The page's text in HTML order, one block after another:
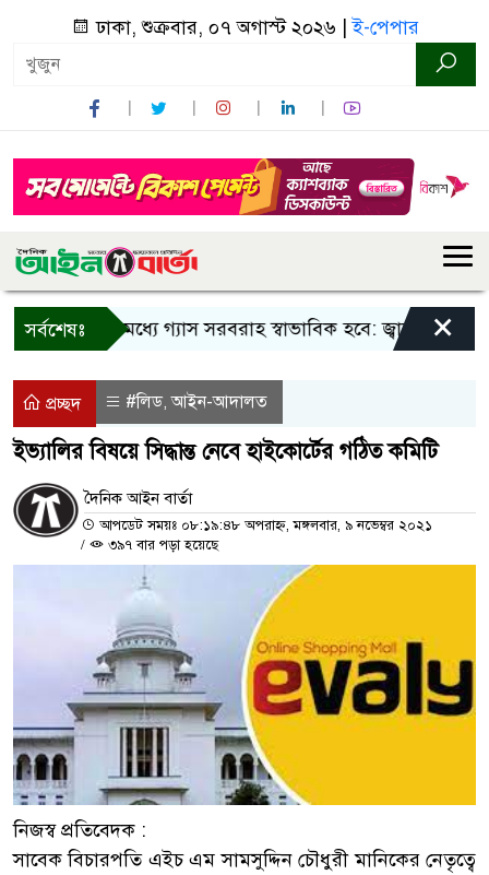
ঢাকা, শুক্রবার, ০৭ অগাস্ট ২০২৬ |ই-পেপার
সর্বশেষঃ
তিন দিনের মধ্যে গ্যাস সরবরাহ স্বাভাবিক হবে: জ্বালানি মন্ত্রী×
প্রচ্ছদ #লিড,আইন-আদালত
ইভ্যালির বিষয়ে সিদ্ধান্ত নেবে হাইকোর্টের গঠিত কমিটি
দৈনিক আইন বার্তা
আপডেট সময়ঃ ০৮:১৯:৪৮ অপরাহ্ন, মঙ্গলবার, ৯ নভেম্বর ২০২১
/
৩৯৭ বার পড়া হয়েছে
নিজস্ব প্রতিবেদক :
সাবেক বিচারপতি এইচ এম সামসুদ্দিন চৌধুরী মানিকের নেতৃত্বে